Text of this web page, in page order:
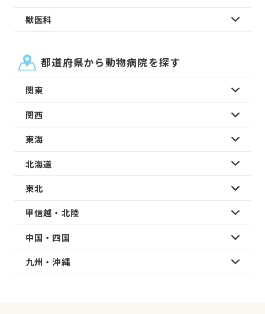
獣医科
都道府県から動物病院を探す
関東
関西
東海
北海道
東北
甲信越・北陸
中国・四国
九州・沖縄